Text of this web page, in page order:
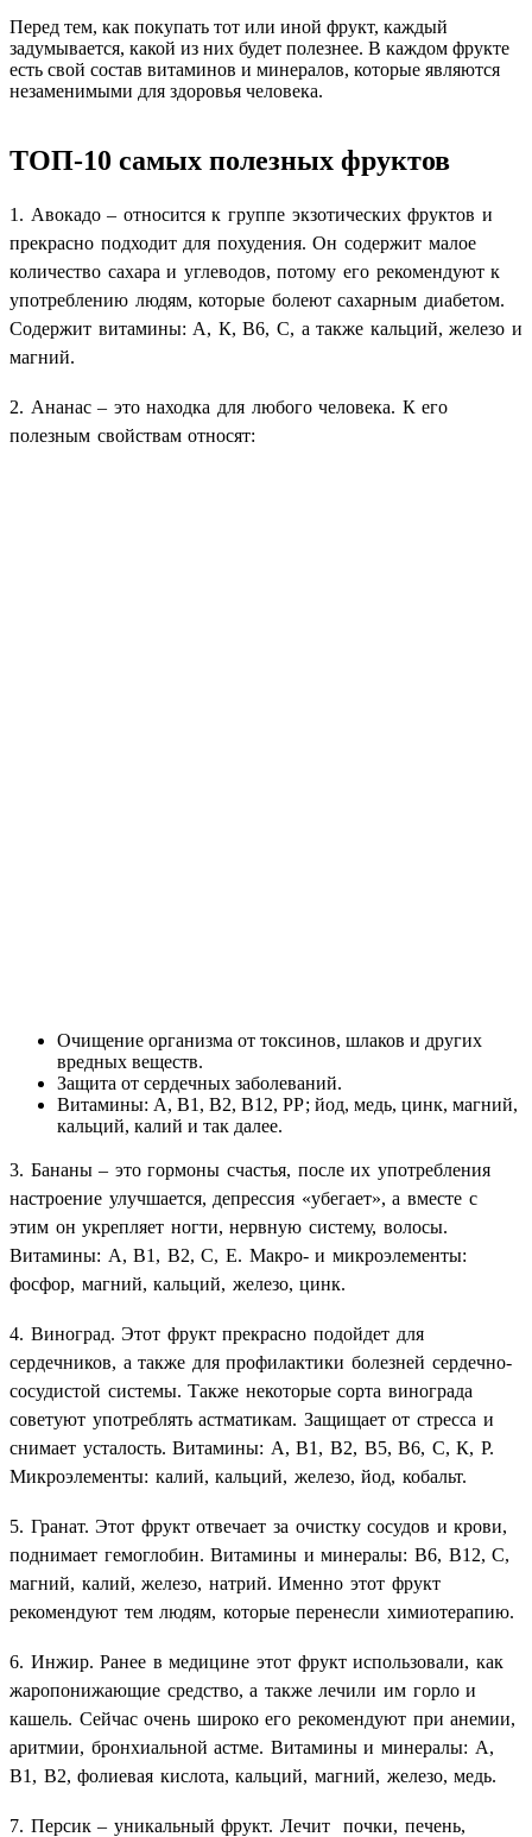
Перед тем, как покупать тот или иной фрукт, каждый
задумывается, какой из них будет полезнее. В каждом фрукте
есть свой состав витаминов и минералов, которые являются
незаменимыми для здоровья человека.
ТОП-10 самых полезных фруктов
1. Авокадо – относится к группе экзотических фруктов и
прекрасно подходит для похудения. Он содержит малое
количество сахара и углеводов, потому его рекомендуют к
употреблению людям, которые болеют сахарным диабетом.
Содержит витамины: А, К, В6, С, а также кальций, железо и
магний.
2. Ананас – это находка для любого человека. К его
полезным свойствам относят:
Очищение организма от токсинов, шлаков и других
вредных веществ.
Защита от сердечных заболеваний.
Витамины: А, В1, В2, В12, РР; йод, медь, цинк, магний,
кальций, калий и так далее.
3. Бананы – это гормоны счастья, после их употребления
настроение улучшается, депрессия «убегает», а вместе с
этим он укрепляет ногти, нервную систему, волосы.
Витамины: А, В1, В2, С, Е. Макро- и микроэлементы:
фосфор, магний, кальций, железо, цинк.
4. Виноград. Этот фрукт прекрасно подойдет для
сердечников, а также для профилактики болезней сердечно-
сосудистой системы. Также некоторые сорта винограда
советуют употреблять астматикам. Защищает от стресса и
снимает усталость. Витамины: А, В1, В2, В5, В6, С, К, Р.
Микроэлементы: калий, кальций, железо, йод, кобальт.
5. Гранат. Этот фрукт отвечает за очистку сосудов и крови,
поднимает гемоглобин. Витамины и минералы: В6, В12, С,
магний, калий, железо, натрий. Именно этот фрукт
рекомендуют тем людям, которые перенесли химиотерапию.
6. Инжир. Ранее в медицине этот фрукт использовали, как
жаропонижающие средство, а также лечили им горло и
кашель. Сейчас очень широко его рекомендуют при анемии,
аритмии, бронхиальной астме. Витамины и минералы: А,
В1, В2, фолиевая кислота, кальций, магний, железо, медь.
7. Персик – уникальный фрукт. Лечит почки, печень,